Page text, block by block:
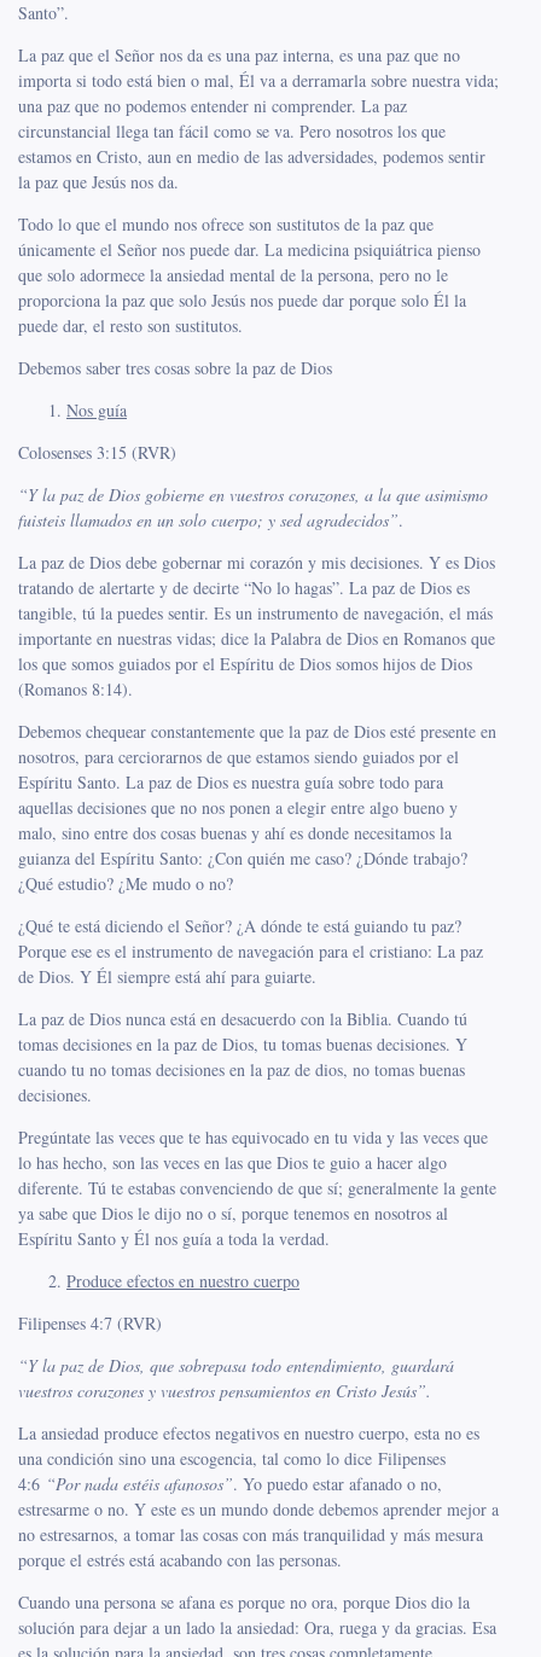
Santo”.
La paz que el Señor nos da es una paz interna, es una paz que no
importa si todo está bien o mal, Él va a derramarla sobre nuestra vida;
una paz que no podemos entender ni comprender. La paz
circunstancial llega tan fácil como se va. Pero nosotros los que
estamos en Cristo, aun en medio de las adversidades, podemos sentir
la paz que Jesús nos da.
Todo lo que el mundo nos ofrece son sustitutos de la paz que
únicamente el Señor nos puede dar. La medicina psiquiátrica pienso
que solo adormece la ansiedad mental de la persona, pero no le
proporciona la paz que solo Jesús nos puede dar porque solo Él la
puede dar, el resto son sustitutos.
Debemos saber tres cosas sobre la paz de Dios
Nos guía
Colosenses 3:15 (RVR)
“Y la paz de Dios gobierne en vuestros corazones, a la que asimismo
fuisteis llamados en un solo cuerpo; y sed agradecidos”.
La paz de Dios debe gobernar mi corazón y mis decisiones. Y es Dios
tratando de alertarte y de decirte “No lo hagas”. La paz de Dios es
tangible, tú la puedes sentir. Es un instrumento de navegación, el más
importante en nuestras vidas; dice la Palabra de Dios en Romanos que
los que somos guiados por el Espíritu de Dios somos hijos de Dios
(Romanos 8:14).
Debemos chequear constantemente que la paz de Dios esté presente en
nosotros, para cerciorarnos de que estamos siendo guiados por el
Espíritu Santo. La paz de Dios es nuestra guía sobre todo para
aquellas decisiones que no nos ponen a elegir entre algo bueno y
malo, sino entre dos cosas buenas y ahí es donde necesitamos la
guianza del Espíritu Santo: ¿Con quién me caso? ¿Dónde trabajo?
¿Qué estudio? ¿Me mudo o no?
¿Qué te está diciendo el Señor? ¿A dónde te está guiando tu paz?
Porque ese es el instrumento de navegación para el cristiano: La paz
de Dios. Y Él siempre está ahí para guiarte.
La paz de Dios nunca está en desacuerdo con la Biblia. Cuando tú
tomas decisiones en la paz de Dios, tu tomas buenas decisiones. Y
cuando tu no tomas decisiones en la paz de dios, no tomas buenas
decisiones.
Pregúntate las veces que te has equivocado en tu vida y las veces que
lo has hecho, son las veces en las que Dios te guio a hacer algo
diferente. Tú te estabas convenciendo de que sí; generalmente la gente
ya sabe que Dios le dijo no o sí, porque tenemos en nosotros al
Espíritu Santo y Él nos guía a toda la verdad.
Produce efectos en nuestro cuerpo
Filipenses 4:7 (RVR)
“Y la paz de Dios, que sobrepasa todo entendimiento, guardará
vuestros corazones y vuestros pensamientos en Cristo Jesús”.
La ansiedad produce efectos negativos en nuestro cuerpo, esta no es
una condición sino una escogencia, tal como lo dice Filipenses
4:6 “Por nada estéis afanosos”. Yo puedo estar afanado o no,
estresarme o no. Y este es un mundo donde debemos aprender mejor a
no estresarnos, a tomar las cosas con más tranquilidad y más mesura
porque el estrés está acabando con las personas.
Cuando una persona se afana es porque no ora, porque Dios dio la
solución para dejar a un lado la ansiedad: Ora, ruega y da gracias. Esa